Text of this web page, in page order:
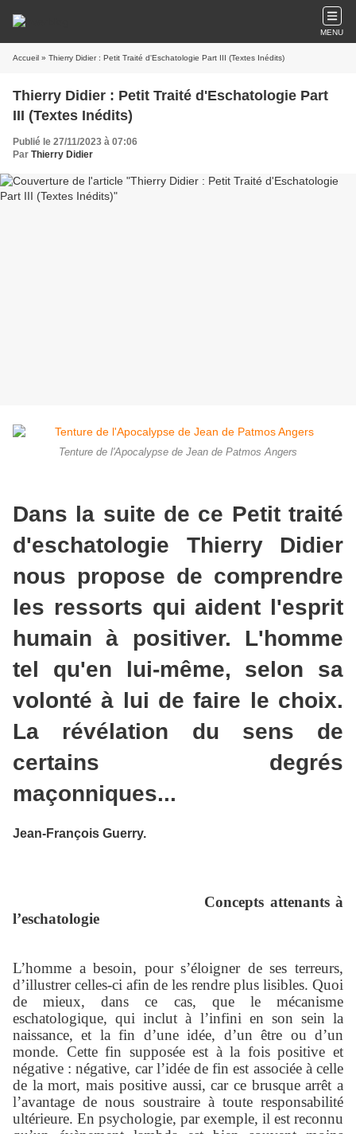
MENU
Accueil » Thierry Didier : Petit Traité d'Eschatologie Part III (Textes Inédits)
Thierry Didier : Petit Traité d'Eschatologie Part
III (Textes Inédits)
Publié le 27/11/2023 à 07:06
Par Thierry Didier
Tenture de l'Apocalypse de Jean de Patmos Angers
Dans la suite de ce Petit traité
d'eschatologie Thierry Didier
nous propose de comprendre
les ressorts qui aident l'esprit
humain à positiver. L'homme
tel qu'en lui-même, selon sa
volonté à lui de faire le choix.
La révélation du sens de
certains degrés
maçonniques...
Jean-François Guerry.
Concepts attenants à
l’eschatologie
L’homme a besoin, pour s’éloigner de ses terreurs,
d’illustrer celles-ci afin de les rendre plus lisibles. Quoi
de mieux, dans ce cas, que le mécanisme
eschatologique, qui inclut à l’infini en son sein la
naissance, et la fin d’une idée, d’un être ou d’un
monde. Cette fin supposée est à la fois positive et
négative : négative, car l’idée de fin est associée à celle
de la mort, mais positive aussi, car ce brusque arrêt a
l’avantage de nous soustraire à toute responsabilité
ultérieure. En psychologie, par exemple, il est reconnu